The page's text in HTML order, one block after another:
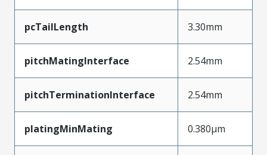
pcTailLength 3.30mm
pitchMatingInterface 2.54mm
pitchTerminationInterface 2.54mm
platingMinMating 0.380µm